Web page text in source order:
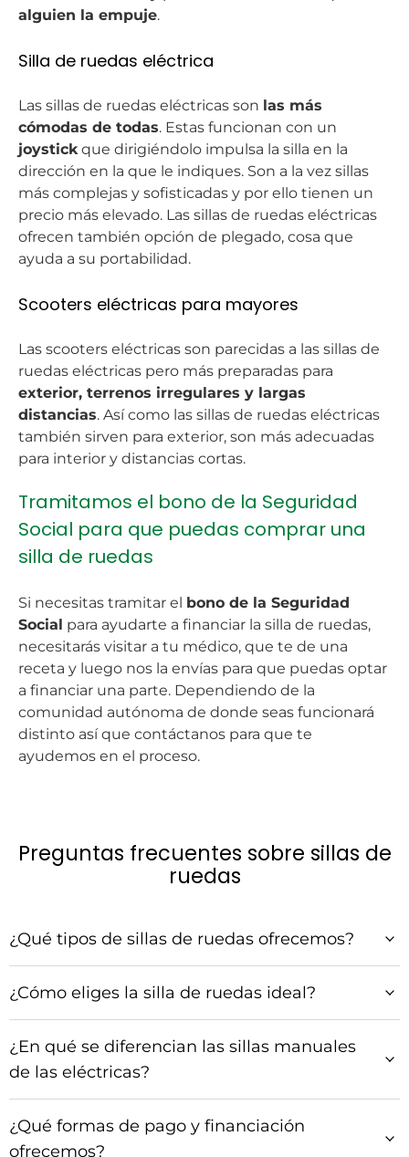
alguien la empuje.
Silla de ruedas eléctrica
Las sillas de ruedas eléctricas son las más
cómodas de todas. Estas funcionan con un
joystick que dirigiéndolo impulsa la silla en la
dirección en la que le indiques. Son a la vez sillas
más complejas y sofisticadas y por ello tienen un
precio más elevado. Las sillas de ruedas eléctricas
ofrecen también opción de plegado, cosa que
ayuda a su portabilidad.
Scooters eléctricas para mayores
Las scooters eléctricas son parecidas a las sillas de
ruedas eléctricas pero más preparadas para
exterior, terrenos irregulares y largas
distancias. Así como las sillas de ruedas eléctricas
también sirven para exterior, son más adecuadas
para interior y distancias cortas.
Tramitamos el bono de la Seguridad
Social para que puedas comprar una
silla de ruedas
Si necesitas tramitar el bono de la Seguridad
Social para ayudarte a financiar la silla de ruedas,
necesitarás visitar a tu médico, que te de una
receta y luego nos la envías para que puedas optar
a financiar una parte. Dependiendo de la
comunidad autónoma de donde seas funcionará
distinto así que contáctanos para que te
ayudemos en el proceso.
Preguntas frecuentes sobre sillas de
ruedas
¿Qué tipos de sillas de ruedas ofrecemos?
¿Cómo eliges la silla de ruedas ideal?
¿En qué se diferencian las sillas manuales
de las eléctricas?
¿Qué formas de pago y financiación
ofrecemos?